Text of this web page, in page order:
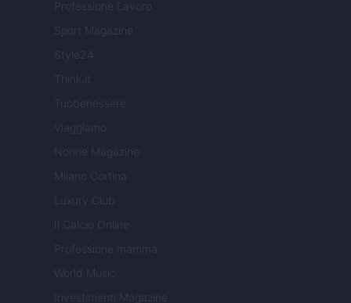
Professione Lavoro
Sport Magazine
Style24
Think.it
Tuobenessere
Viaggiamo
Nonne Magazine
Milano Cortina
Luxury Club
Il Calcio Online
Professione mamma
World Music
Investimenti Magazine